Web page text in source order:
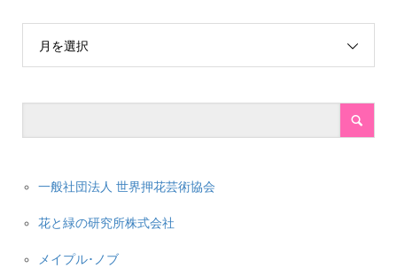
月を選択
一般社団法人 世界押花芸術協会
花と緑の研究所株式会社
メイプル･ノブ